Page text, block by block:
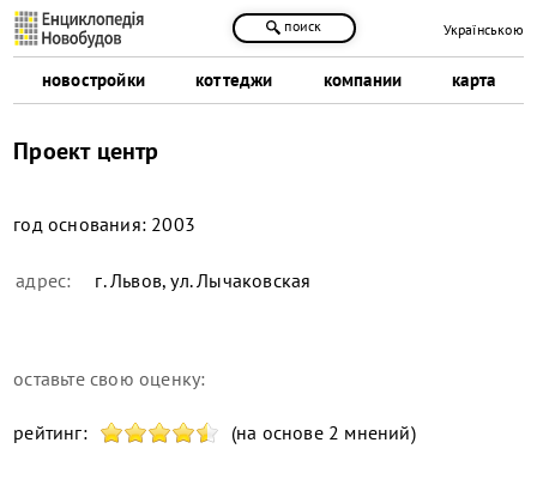
новостройки коттеджи компании карта
поиск Українською
Проект центр
год основания: 2003
адрес: г. Львов, ул. Лычаковская
оставьте свою оценку:
рейтинг: (на основе 2 мнений)